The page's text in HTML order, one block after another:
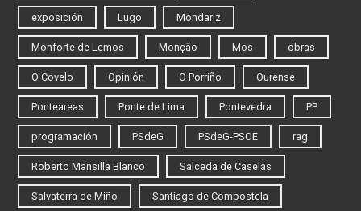
exposición Lugo Mondariz
Monforte de Lemos Monção Mos obras
O Covelo Opinión O Porriño Ourense
Ponteareas Ponte de Lima Pontevedra PP
programación PSdeG PSdeG-PSOE rag
Roberto Mansilla Blanco Salceda de Caselas
Salvaterra de Miño Santiago de Compostela